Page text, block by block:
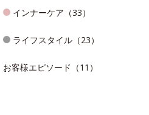
インナーケア（33）
ライフスタイル（23）
お客様エピソード（11）